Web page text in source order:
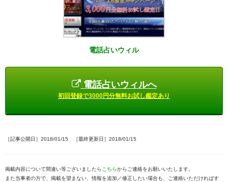
電話占いウィル
電話占いウィルへ
初回登録で3000円分無料お試し鑑定あり
［記事公開日］2018/01/15 ［最終更新日］2018/01/15
掲載内容について間違い等ございましたら こちらからご連絡をお願いいたします。
また当事者の方で、掲載を望まない、情報を追加／修正したい場合も、ご連絡いただければす